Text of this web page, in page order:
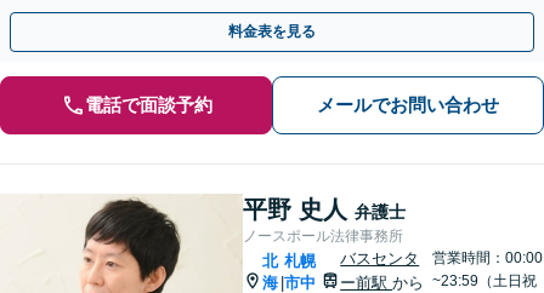
が窓口になりストレス軽減！
料金表を見る
電話で面談予約 メールでお問い合わせ
平野 史人 弁護士
ノースポール法律事務所
北
海 |
札幌
市中
バスセンタ
ー前駅から
営業時間：00:00
~23:59（土日祝